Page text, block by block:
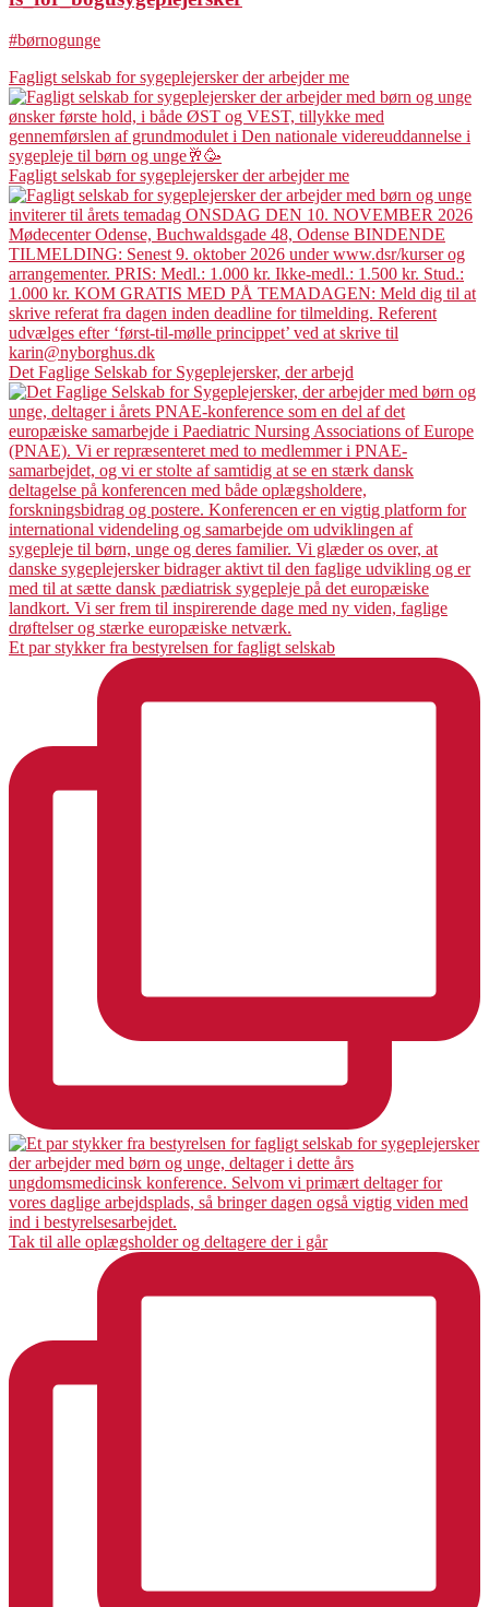
#børnogunge
Fagligt selskab for sygeplejersker der arbejder me
Fagligt selskab for sygeplejersker der arbejder me
Det Faglige Selskab for Sygeplejersker, der arbejd
Et par stykker fra bestyrelsen for fagligt selskab
Tak til alle oplægsholder og deltagere der i går